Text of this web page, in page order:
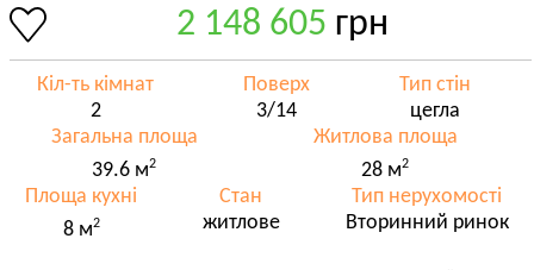
2 148 605 грн
Кіл-ть кімнат
2
Поверх
3/14
Тип стін
цегла
Загальна площа
39.6 м2
Житлова площа
28 м2
Площа кухні
8 м2
Стан
житлове
Тип нерухомості
Вторинний ринок